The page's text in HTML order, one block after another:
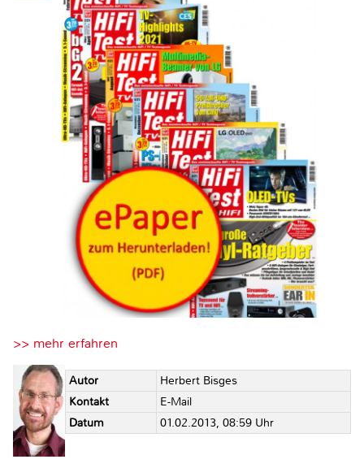
>> mehr erfahren
Autor
Herbert Bisges
Kontakt
E-Mail
Datum
01.02.2013, 08:59 Uhr